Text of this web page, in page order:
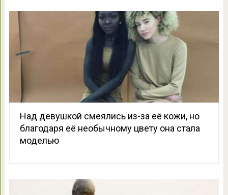
Над девушкой смеялись из-за её кожи, но
благодаря её необычному цвету она стала
моделью